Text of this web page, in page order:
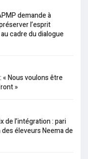
demande à
l’esprit
cadre du dialogue
« Nous voulons être
»
de l’intégration : pari
éleveurs Neema de